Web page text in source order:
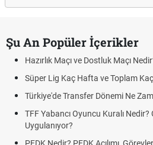
Şu An Popüler İçerikler
Hazırlık Maçı ve Dostluk Maçı
Süper Lig Kaç Hafta ve Toplam
Türkiye'de Transfer Dönemi Ne
TFF Yabancı Oyuncu Kuralı Nedir?
Uygulanıyor?